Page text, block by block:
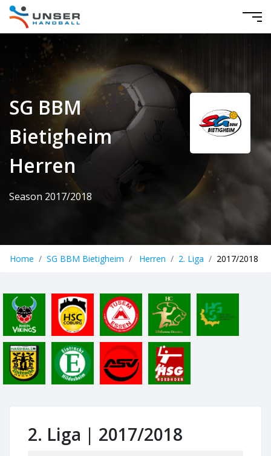
SG BBM
Bietigheim
Herren
Season 2017/2018
Home SG BBM Bietigheim Herren 2. Liga 2017/2018
2. Liga | 2017/2018